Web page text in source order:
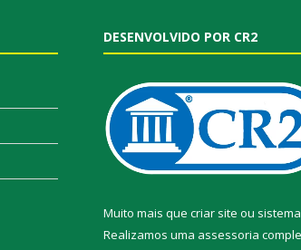
DESENVOLVIDO POR CR2
Muito mais que criar site ou
Realizamos uma assessoria